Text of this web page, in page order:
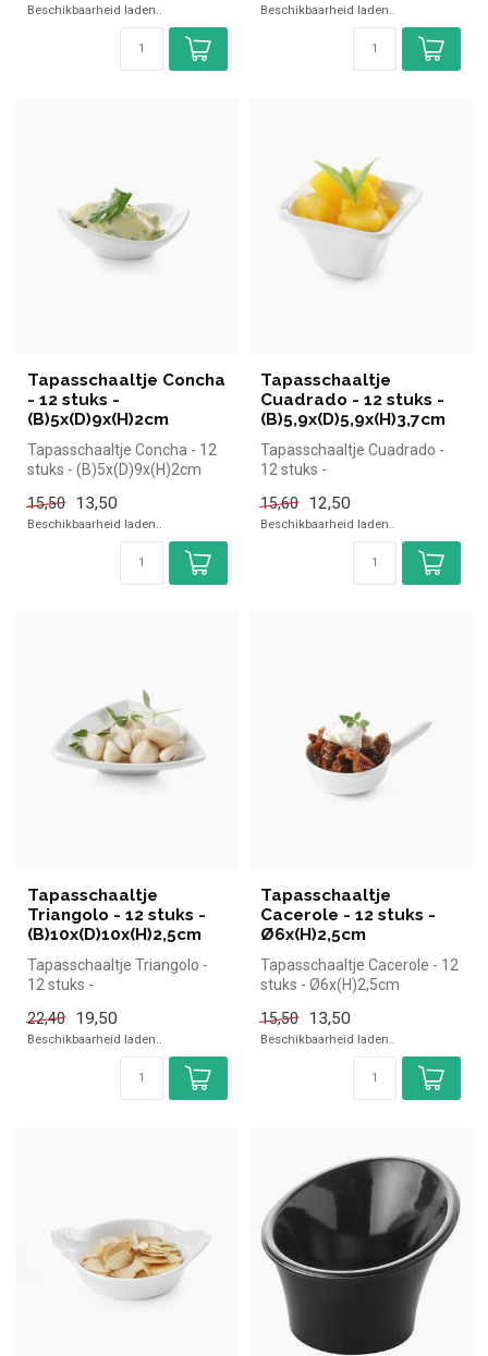
Beschikbaarheid laden.. Beschikbaarheid laden..
Tapasschaaltje Concha
- 12 stuks -
(B)5x(D)9x(H)2cm
Tapasschaaltje Concha - 12
stuks - (B)5x(D)9x(H)2cm
15,50
13,50
Beschikbaarheid laden..
Tapasschaaltje
Cuadrado - 12 stuks -
(B)5,9x(D)5,9x(H)3,7cm
Tapasschaaltje Cuadrado -
12 stuks -
15,60
12,50
Beschikbaarheid laden..
Tapasschaaltje
Triangolo - 12 stuks -
(B)10x(D)10x(H)2,5cm
Tapasschaaltje Triangolo -
12 stuks -
22,40
19,50
Beschikbaarheid laden..
Tapasschaaltje
Cacerole - 12 stuks -
Ø6x(H)2,5cm
Tapasschaaltje Cacerole - 12
stuks - Ø6x(H)2,5cm
15,50
13,50
Beschikbaarheid laden..